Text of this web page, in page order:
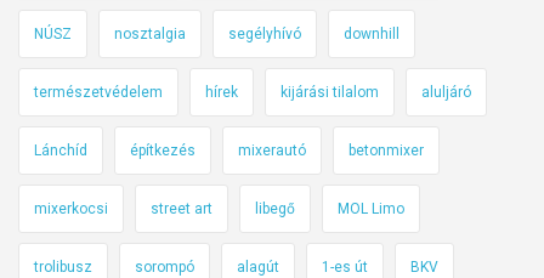
o
s
g
s
r
n
d
NÚSZ nosztalgia segélyhívó downhill
természetvédelem hírek kijárási tilalom aluljáró
Lánchíd építkezés mixerautó betonmixer
mixerkocsi street art libegő MOL Limo
trolibusz sorompó alagút 1-es út BKV